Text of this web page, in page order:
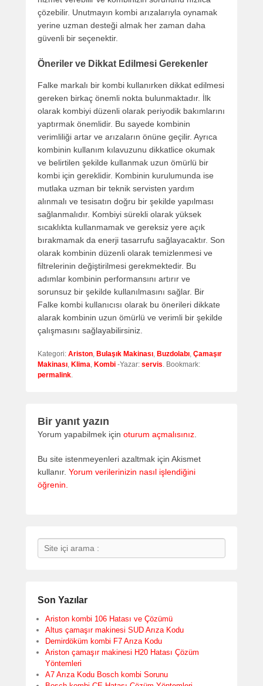
çözebilir. Unutmayın kombi arızalarıyla oynamak
yerine uzman desteği almak her zaman daha
güvenli bir seçenektir.
Öneriler ve Dikkat Edilmesi Gerekenler
Falke markalı bir kombi kullanırken dikkat edilmesi
gereken birkaç önemli nokta bulunmaktadır. İlk
olarak kombiyi düzenli olarak periyodik bakımlarını
yaptırmak önemlidir. Bu sayede kombinin
verimliliği artar ve arızaların önüne geçilir. Ayrıca
kombinin kullanım kılavuzunu dikkatlice okumak
ve belirtilen şekilde kullanmak uzun ömürlü bir
kombi için gereklidir. Kombinin kurulumunda ise
mutlaka uzman bir teknik servisten yardım
alınmalı ve tesisatın doğru bir şekilde yapılması
sağlanmalıdır. Kombiyi sürekli olarak yüksek
sıcaklıkta kullanmamak ve gereksiz yere açık
bırakmamak da enerji tasarrufu sağlayacaktır. Son
olarak kombinin düzenli olarak temizlenmesi ve
filtrelerinin değiştirilmesi gerekmektedir. Bu
adımlar kombinin performansını artırır ve
sorunsuz bir şekilde kullanılmasını sağlar. Bir
Falke kombi kullanıcısı olarak bu önerileri dikkate
alarak kombinin uzun ömürlü ve verimli bir şekilde
çalışmasını sağlayabilirsiniz.
Kategori: Ariston, Bulaşık Makinası, Buzdolabı, Çamaşır
Makinası, Klima, Kombi -Yazar: servis. Bookmark:
permalink.
Bir yanıt yazın
Yorum yapabilmek için oturum açmalısınız
Bu site istenmeyenleri azaltmak için Akismet
kullanır. Yorum verilerinizin nasıl işlendiğini
öğrenin.
Search
Son Yazılar
Ariston kombi 106 Hatası ve Çözümü
Altus çamaşır makinesi SUD Arıza Kodu
Demirdöküm kombi F7 Arıza Kodu
Ariston çamaşır makinesi H20 Hatası Çözüm
Yöntemleri
A7 Arıza Kodu Bosch kombi Sorunu